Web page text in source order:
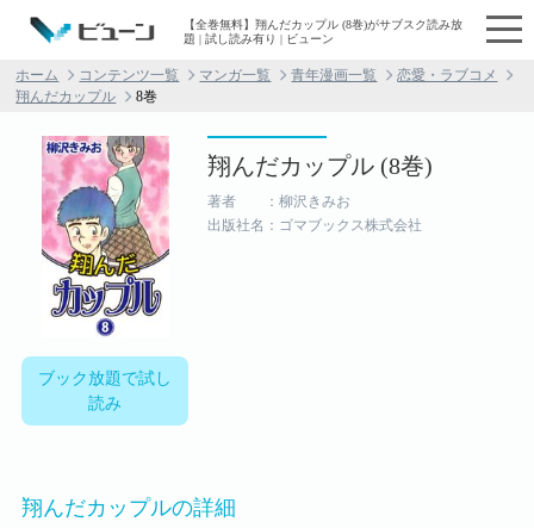
【全巻無料】翔んだカップル (8巻)がサブスク読み放
題 | 試し読み有り | ビューン
ホーム コンテンツ一覧 マンガ一覧 青年漫画一覧
恋愛・ラブコメ
翔んだカップル
8巻
ブック放題で試し
読み
翔んだカップル (8巻)
著者 ：柳沢きみお
出版社名：ゴマブックス株式会社
翔んだカップルの詳細